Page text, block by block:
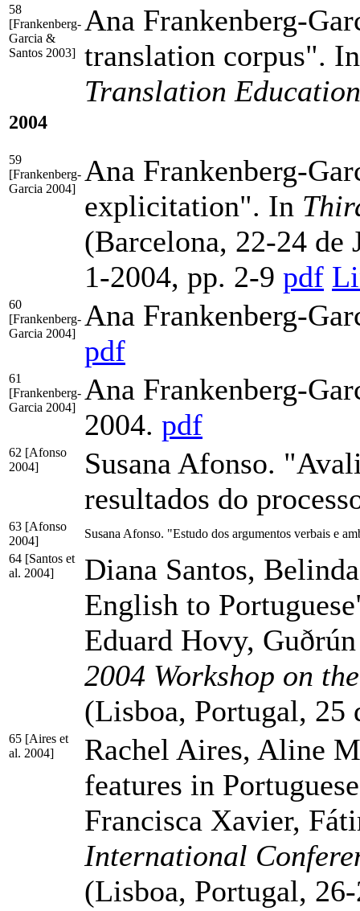
58
[Frankenberg-
Garcia &
Santos 2003]
Ana Frankenberg-
translation corpus".
Translation Education
2004
59
[Frankenberg-
Garcia 2004]
Ana Frankenberg-
explicitation". In
(Barcelona, 22-24 de
1-2004, pp. 2-9 pdf
60
[Frankenberg-
Garcia 2004]
Ana Frankenberg-
pdf
61
[Frankenberg-
Garcia 2004]
Ana Frankenberg-
2004. pdf
62 [Afonso
2004]
Susana Afonso.
resultados do
63 [Afonso
2004]
Susana Afonso. "Estudo dos argumentos verbais e
64 [Santos et
al. 2004]
Diana Santos,
English to
Eduard Hovy,
2004 Workshop on
(Lisboa, Portugal, 25
65 [Aires et
al. 2004]
Rachel Aires, Aline
features in
Francisca Xavier,
International
(Lisboa, Portugal,